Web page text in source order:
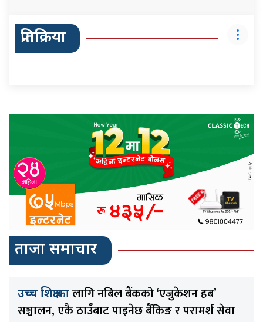
प्रतिक्रिया
ताजा समाचार
उच्च शिक्षाकालागि नबिल बैंकको ‘एजुकेशन हब’
सञ्चालन, एकै ठाउँबाट पाइनेछ बैंकिङ र परामर्श सेवा